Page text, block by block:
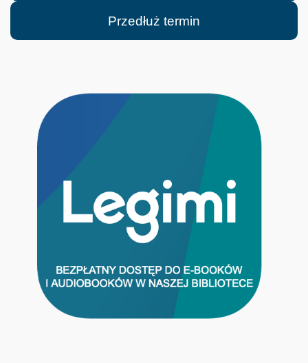
Przedłuż termin